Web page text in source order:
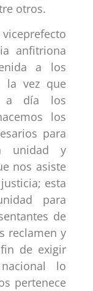
otros.
viceprefecto
anfitriona
a los
la vez que
a día los
los
para
unidad y
nos asiste
esta
para
de
reclamen y
de exigir
lo
pertenece